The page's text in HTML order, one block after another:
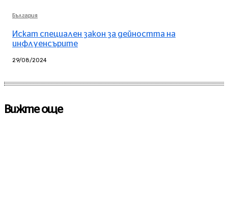
България
Искат специален закон за дейността на
инфлуенсърите
29/08/2024
Вижте още